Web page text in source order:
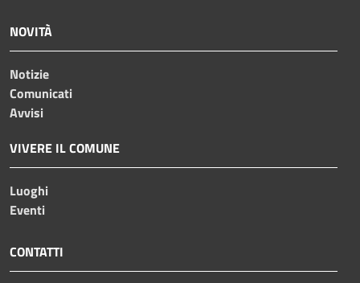
NOVITÀ
Notizie
Comunicati
Avvisi
VIVERE IL COMUNE
Luoghi
Eventi
CONTATTI